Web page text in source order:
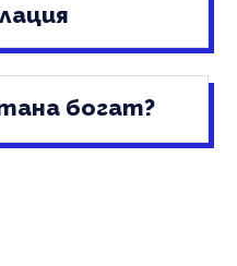
богат?